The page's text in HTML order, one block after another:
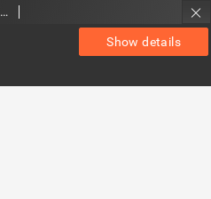
Show details
Echo Dnia 2000, R.25, nr 104 (Kieleckie)